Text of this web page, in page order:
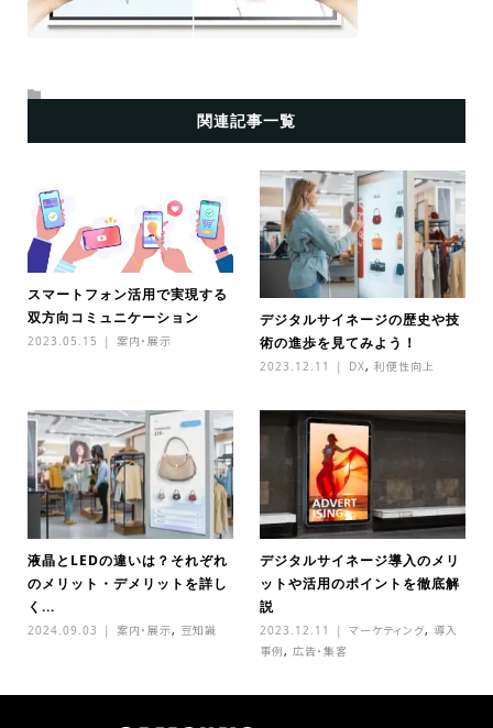
関連記事一覧
スマートフォン活用で実現する
双方向コミュニケーション
2023.05.15 案内・展示
デジタルサイネージの歴史や技
術の進歩を見てみよう！
2023.12.11 DX,利便性向上
液晶とLEDの違いは？それぞれ
のメリット・デメリットを詳し
く...
2024.09.03 案内・展示, 豆知識
デジタルサイネージ導入のメリ
ットや活用のポイントを徹底解
説
2023.12.11 マーケティング, 導入
事例,広告・集客